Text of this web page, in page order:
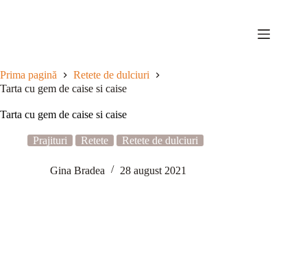
Prima pagină
Retete de dulciuri
Tarta cu gem de caise si caise
Tarta cu gem de caise si caise
Prajituri Retete Retete de dulciuri
Gina Bradea 28 august 2021